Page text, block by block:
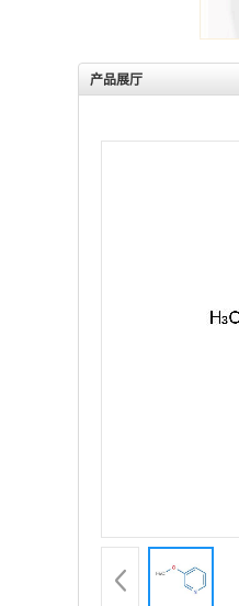
产品展厅